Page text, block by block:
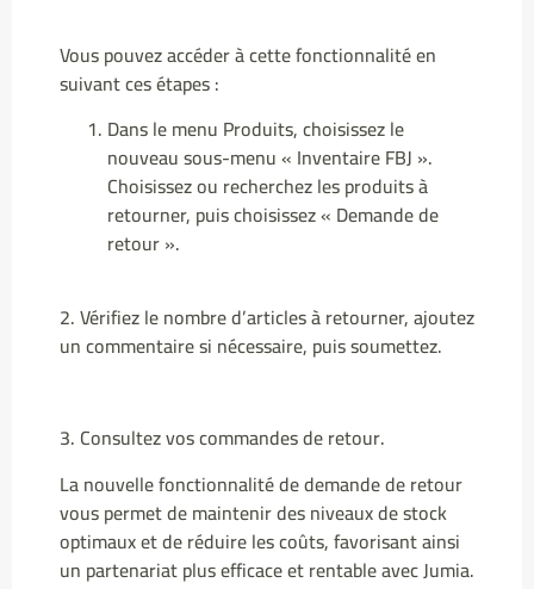
Vous pouvez accéder à cette fonctionnalité en
suivant ces étapes :
Dans le menu Produits, choisissez le
nouveau sous-menu « Inventaire FBJ ».
Choisissez ou recherchez les produits à
retourner, puis choisissez « Demande de
retour ».
2. Vérifiez le nombre d’articles à retourner, ajoutez
un commentaire si nécessaire, puis soumettez.
3. Consultez vos commandes de retour.
La nouvelle fonctionnalité de demande de retour
vous permet de maintenir des niveaux de stock
optimaux et de réduire les coûts, favorisant ainsi
un partenariat plus efficace et rentable avec Jumia.